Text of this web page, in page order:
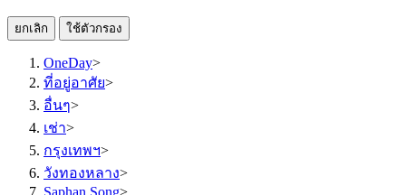
ยกเลิก ใช้ตัวกรอง
OneDay>
ที่อยู่อาศัย>
อื่นๆ>
เช่า>
กรุงเทพฯ>
วังทองหลาง>
Saphan Song>